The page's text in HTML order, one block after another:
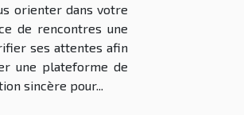
orienter dans votre
de rencontres une
ses attentes afin
une plateforme de
sincère pour...